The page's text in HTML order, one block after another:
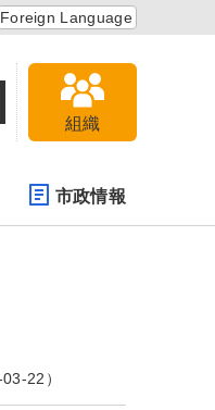
Foreign Language
組織
市政情報
22